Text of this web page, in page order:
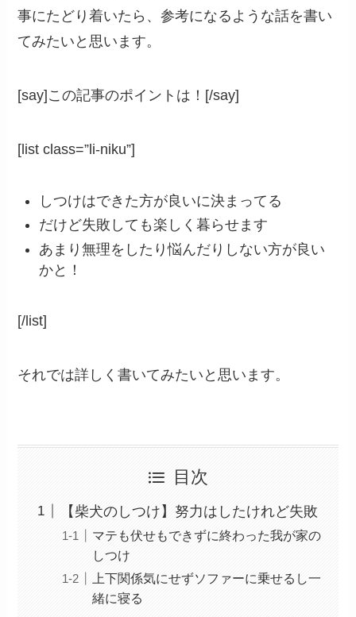
事にたどり着いたら、参考になるような話を書い
てみたいと思います。
[say]この記事のポイントは！[/say]
[list class=”li-niku”]
しつけはできた方が良いに決まってる
だけど失敗しても楽しく暮らせます
あまり無理をしたり悩んだりしない方が良い
かと！
[/list]
それでは詳しく書いてみたいと思います。
目次
【柴犬のしつけ】努力はしたけれど失敗
マテも伏せもできずに終わった我が家の
しつけ
上下関係気にせずソファーに乗せるし一
緒に寝る